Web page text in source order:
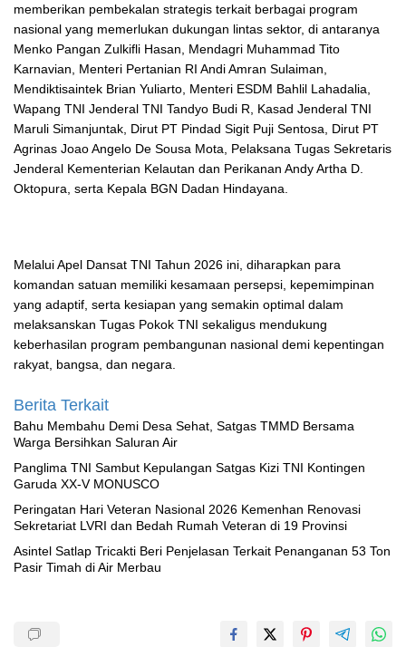
memberikan pembekalan strategis terkait berbagai program
nasional yang memerlukan dukungan lintas sektor, di antaranya
Menko Pangan Zulkifli Hasan, Mendagri Muhammad Tito
Karnavian, Menteri Pertanian RI Andi Amran Sulaiman,
Mendiktisaintek Brian Yuliarto, Menteri ESDM Bahlil Lahadalia,
Wapang TNI Jenderal TNI Tandyo Budi R, Kasad Jenderal TNI
Maruli Simanjuntak, Dirut PT Pindad Sigit Puji Sentosa, Dirut PT
Agrinas Joao Angelo De Sousa Mota, Pelaksana Tugas Sekretaris
Jenderal Kementerian Kelautan dan Perikanan Andy Artha D.
Oktopura, serta Kepala BGN Dadan Hindayana.
Melalui Apel Dansat TNI Tahun 2026 ini, diharapkan para
komandan satuan memiliki kesamaan persepsi, kepemimpinan
yang adaptif, serta kesiapan yang semakin optimal dalam
melaksanskan Tugas Pokok TNI sekaligus mendukung
keberhasilan program pembangunan nasional demi kepentingan
rakyat, bangsa, dan negara.
Berita Terkait
Bahu Membahu Demi Desa Sehat, Satgas TMMD Bersama
Warga Bersihkan Saluran Air
Panglima TNI Sambut Kepulangan Satgas Kizi TNI Kontingen
Garuda XX-V MONUSCO
Peringatan Hari Veteran Nasional 2026 Kemenhan Renovasi
Sekretariat LVRI dan Bedah Rumah Veteran di 19 Provinsi
Asintel Satlap Tricakti Beri Penjelasan Terkait Penanganan 53 Ton
Pasir Timah di Air Merbau